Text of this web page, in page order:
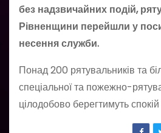
без надзвичайних подій,
Рівненщини перейшли у
несення служби.
Понад 200 рятувальників та
спеціальної та пожежно-
цілодобово берегтимуть